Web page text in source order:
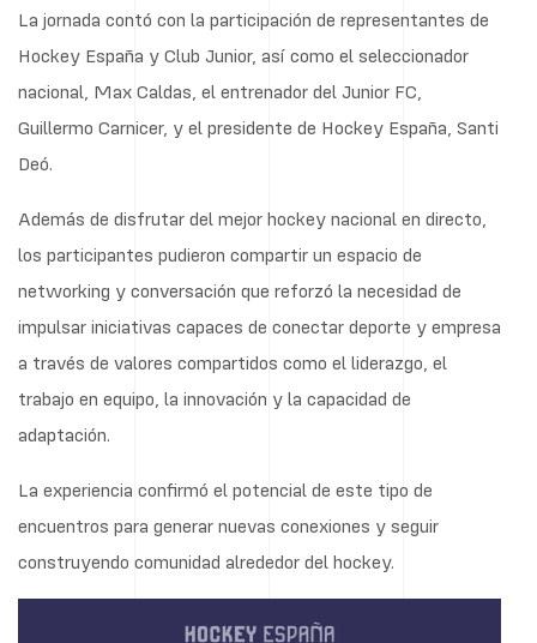
La jornada contó con la participación de representantes de
Hockey España y Club Junior, así como el seleccionador
nacional, Max Caldas, el entrenador del Junior FC,
Guillermo Carnicer, y el presidente de Hockey España, Santi
Deó.
Además de disfrutar del mejor hockey nacional en directo,
los participantes pudieron compartir un espacio de
networking y conversación que reforzó la necesidad de
impulsar iniciativas capaces de conectar deporte y empresa
a través de valores compartidos como el liderazgo, el
trabajo en equipo, la innovación y la capacidad de
adaptación.
La experiencia confirmó el potencial de este tipo de
encuentros para generar nuevas conexiones y seguir
construyendo comunidad alrededor del hockey.